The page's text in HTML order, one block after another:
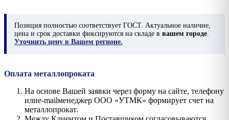
Позиция полностью соответствует ГОСТ. Актуальное наличие,
цена и срок доставки фиксируются на складе в вашем городе
Уточнить цену в Вашем регионе.
Оплата металлопроката
На основе Вашей заявки через форму на сайте, телефону
илиe-mailменеджер ООО «УТМК» формирует счет на
металлопрокат.